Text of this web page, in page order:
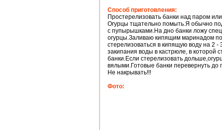
Способ приготовления:
Простерелизовать банки над паром
Огурцы тщательно помыть.Я обычно
с пупырышками.На дно банки ложу
огурцы.Заливаю кипящим маринадом
стерелизоваться в кипящую воду на 2
закипания воды в кастрюле, в которой
банки.Если стерелизовать
вялыми.Готовые банки перевернуть до
Не накрывать!!!
Фото: